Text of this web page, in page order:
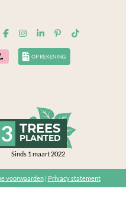
3 TREES
PLANTED
Sinds 1 maart 2022
voorwaarden| Privacy statement